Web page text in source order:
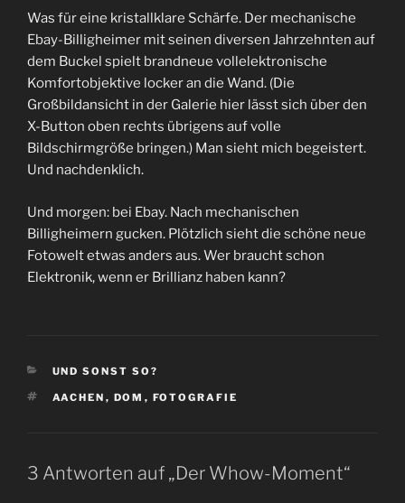
Was für eine kristallklare Schärfe. Der mechanische
Ebay-Billigheimer mit seinen diversen Jahrzehnten auf
dem Buckel spielt brandneue vollelektronische
Komfortobjektive locker an die Wand. (Die
Großbildansicht in der Galerie hier lässt sich über den
X-Button oben rechts übrigens auf volle
Bildschirmgröße bringen.) Man sieht mich begeistert.
Und nachdenklich.
Und morgen: bei Ebay. Nach mechanischen
Billigheimern gucken. Plötzlich sieht die schöne neue
Fotowelt etwas anders aus. Wer braucht schon
Elektronik, wenn er Brillianz haben kann?
KATEGORIEN
UND SONST SO?
SCHLAGWÖRTER
AACHEN , DOM , FOTOGRAFIE
3 Antworten auf „Der Whow-Moment“